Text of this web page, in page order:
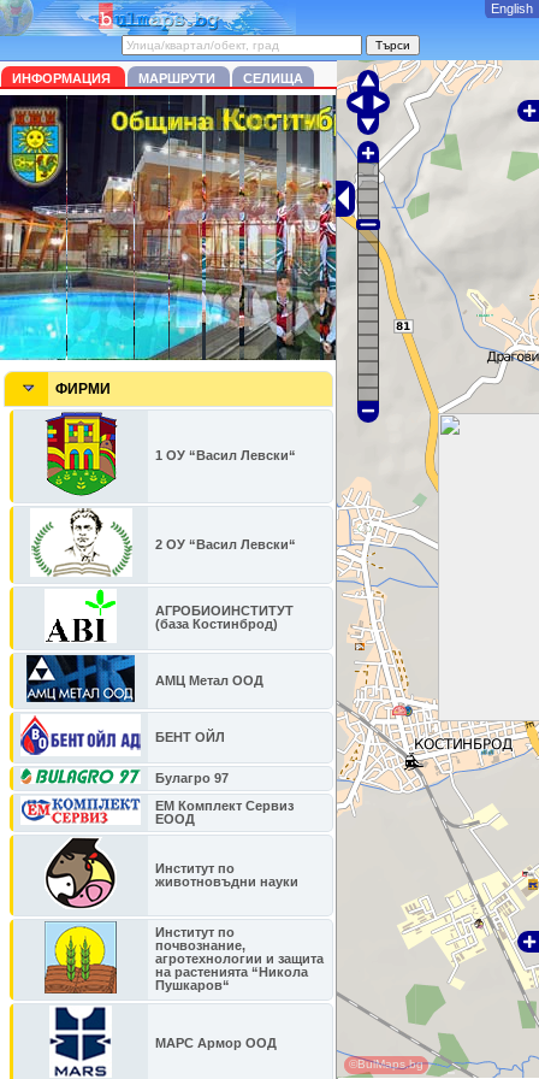
ИНФОРМАЦИЯ МАРШРУТИ СЕЛИЩА
ФИРМИ
1 ОУ “Васил Левски“
2 ОУ “Васил Левски“
АГРОБИОИНСТИТУТ
(база Костинброд)
АМЦ Метал ООД
БЕНТ ОЙЛ
Булагро 97
ЕМ Комплект Сервиз
ЕООД
Институт по
животновъдни науки
Институт по
почвознание,
агротехнологии и защита
на растенията “Никола
Пушкаров“
МАРС Армор ООД
©BulMaps.bg
English